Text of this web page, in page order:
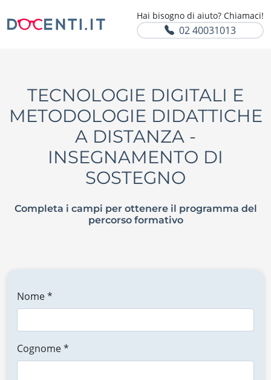
Hai bisogno di aiuto? Chiamaci!
02 40031013
TECNOLOGIE DIGITALI E
METODOLOGIE DIDATTICHE
A DISTANZA -
INSEGNAMENTO DI
SOSTEGNO
Completa i campi per ottenere il programma del
percorso formativo
Nome *
Cognome *